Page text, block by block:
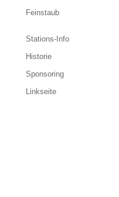
Feinstaub
Stations-Info
Historie
Sponsoring
Linkseite